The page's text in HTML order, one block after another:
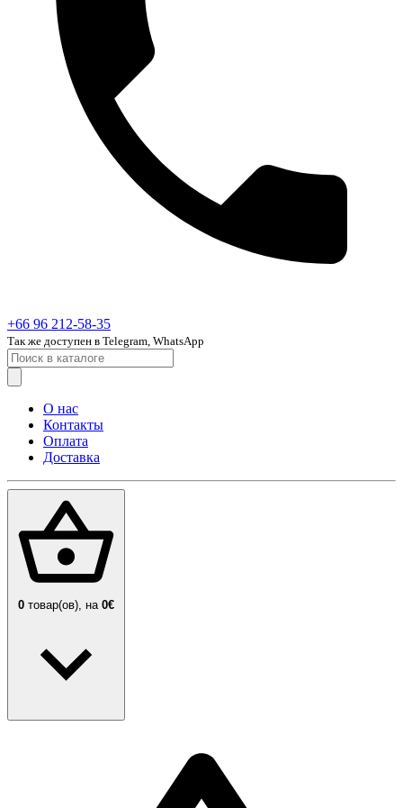
+66 96 212-58-35
Так же доступен в Telegram, WhatsApp
О нас
Контакты
Оплата
Доставка
0 товар(ов), на 0€